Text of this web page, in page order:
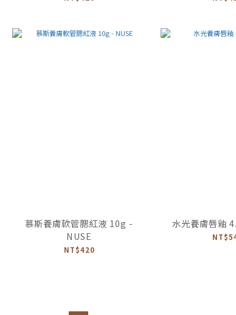
慕斯養膚軟管腮紅液 10g -
NUSE
NT$420
水光養膚唇釉